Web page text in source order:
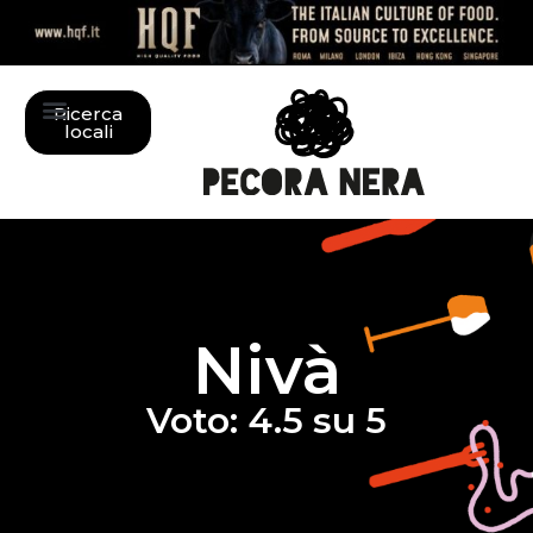
Ricerca
locali
Nivà
Voto: 4.5 su 5